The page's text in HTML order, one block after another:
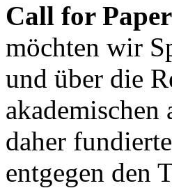
Call for
möchten wir
und über die
daher
entgegen den